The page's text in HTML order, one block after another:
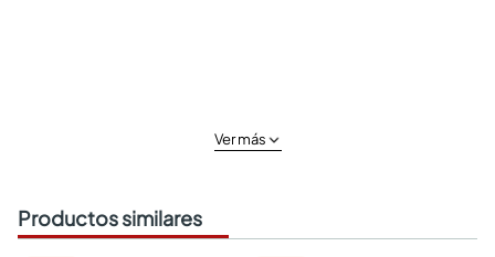
Ver más
Productos similares